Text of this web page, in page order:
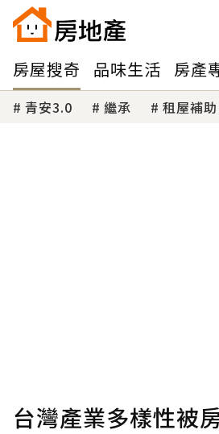
房屋搜奇 品味生活 房產
青安3.0 繼承 租屋補助
台灣產業多樣性被